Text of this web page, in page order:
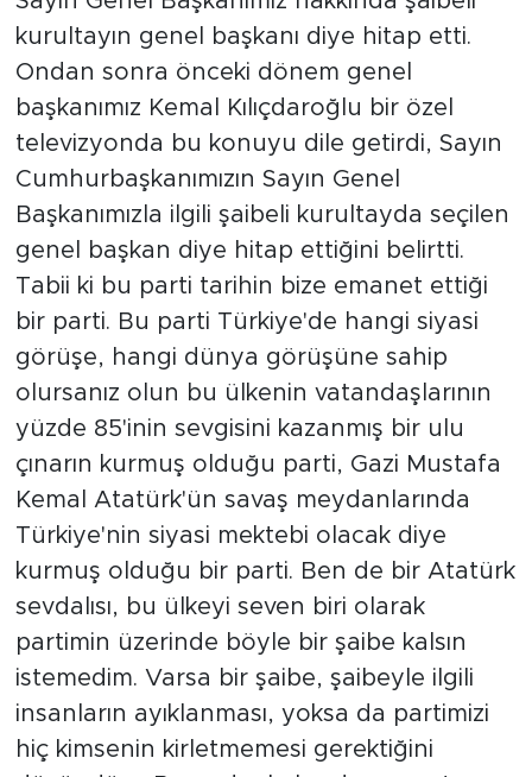
kurultayın genel başkanı diye hitap etti.
Ondan sonra önceki dönem genel
başkanımız Kemal Kılıçdaroğlu bir özel
televizyonda bu konuyu dile getirdi, Sayın
Cumhurbaşkanımızın Sayın Genel
Başkanımızla ilgili şaibeli kurultayda seçilen
genel başkan diye hitap ettiğini belirtti.
Tabii ki bu parti tarihin bize emanet ettiği
bir parti. Bu parti Türkiye'de hangi siyasi
görüşe, hangi dünya görüşüne sahip
olursanız olun bu ülkenin vatandaşlarının
yüzde 85'inin sevgisini kazanmış bir ulu
çınarın kurmuş olduğu parti, Gazi Mustafa
Kemal Atatürk'ün savaş meydanlarında
Türkiye'nin siyasi mektebi olacak diye
kurmuş olduğu bir parti. Ben de bir Atatürk
sevdalısı, bu ülkeyi seven biri olarak
partimin üzerinde böyle bir şaibe kalsın
istemedim. Varsa bir şaibe, şaibeyle ilgili
insanların ayıklanması, yoksa da partimizi
hiç kimsenin kirletmemesi gerektiğini